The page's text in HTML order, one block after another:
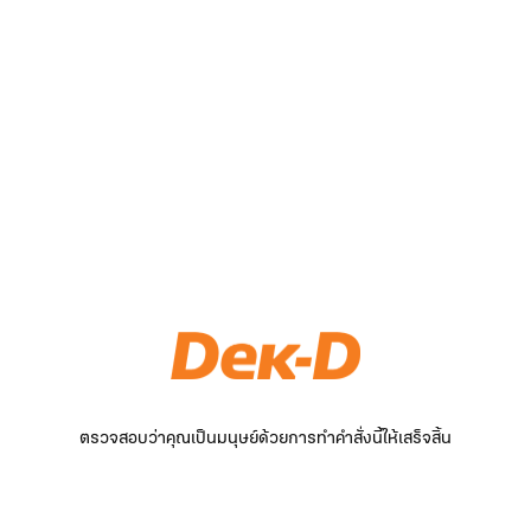
ตรวจสอบว่าคุณเป็นมนุษย์ด้วยการทำคำสั่งนี้ให้เสร็จสิ้น